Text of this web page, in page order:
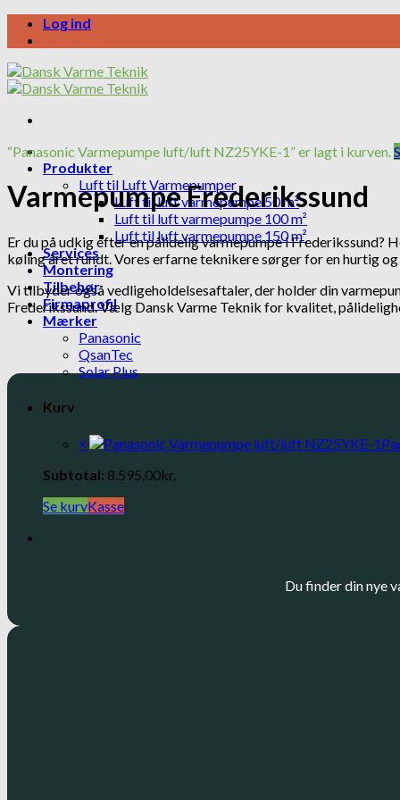
Skip
Log ind
Produkter
Luft til Luft Varmepumper
Luft til luft varmepumpe 50 m²
Luft til luft varmepumpe 100 m²
Luft til luft varmepumpe 150 m²
Services
Montering
Tilbehør
Firmaprofil
Mærker
Panasonic
QsanTec
Solar Plus
Kurv
×
Subtotal: 8.595,00kr.
Se kurvKasse
“Panasonic Varmepumpe luft/luft NZ25YKE-1” er lagt i kurven.
Varmepumpe Frederikssund
Er du på udkig efter en pålidelig varmepumpe i
køling året rundt. Vores erfarne teknikere sørger for en hurtig
Vi tilbyder også vedligeholdelsesaftaler, der holder din
Frederikssund. Vælg Dansk Varme Teknik for kvalitet,
Du finder din nye